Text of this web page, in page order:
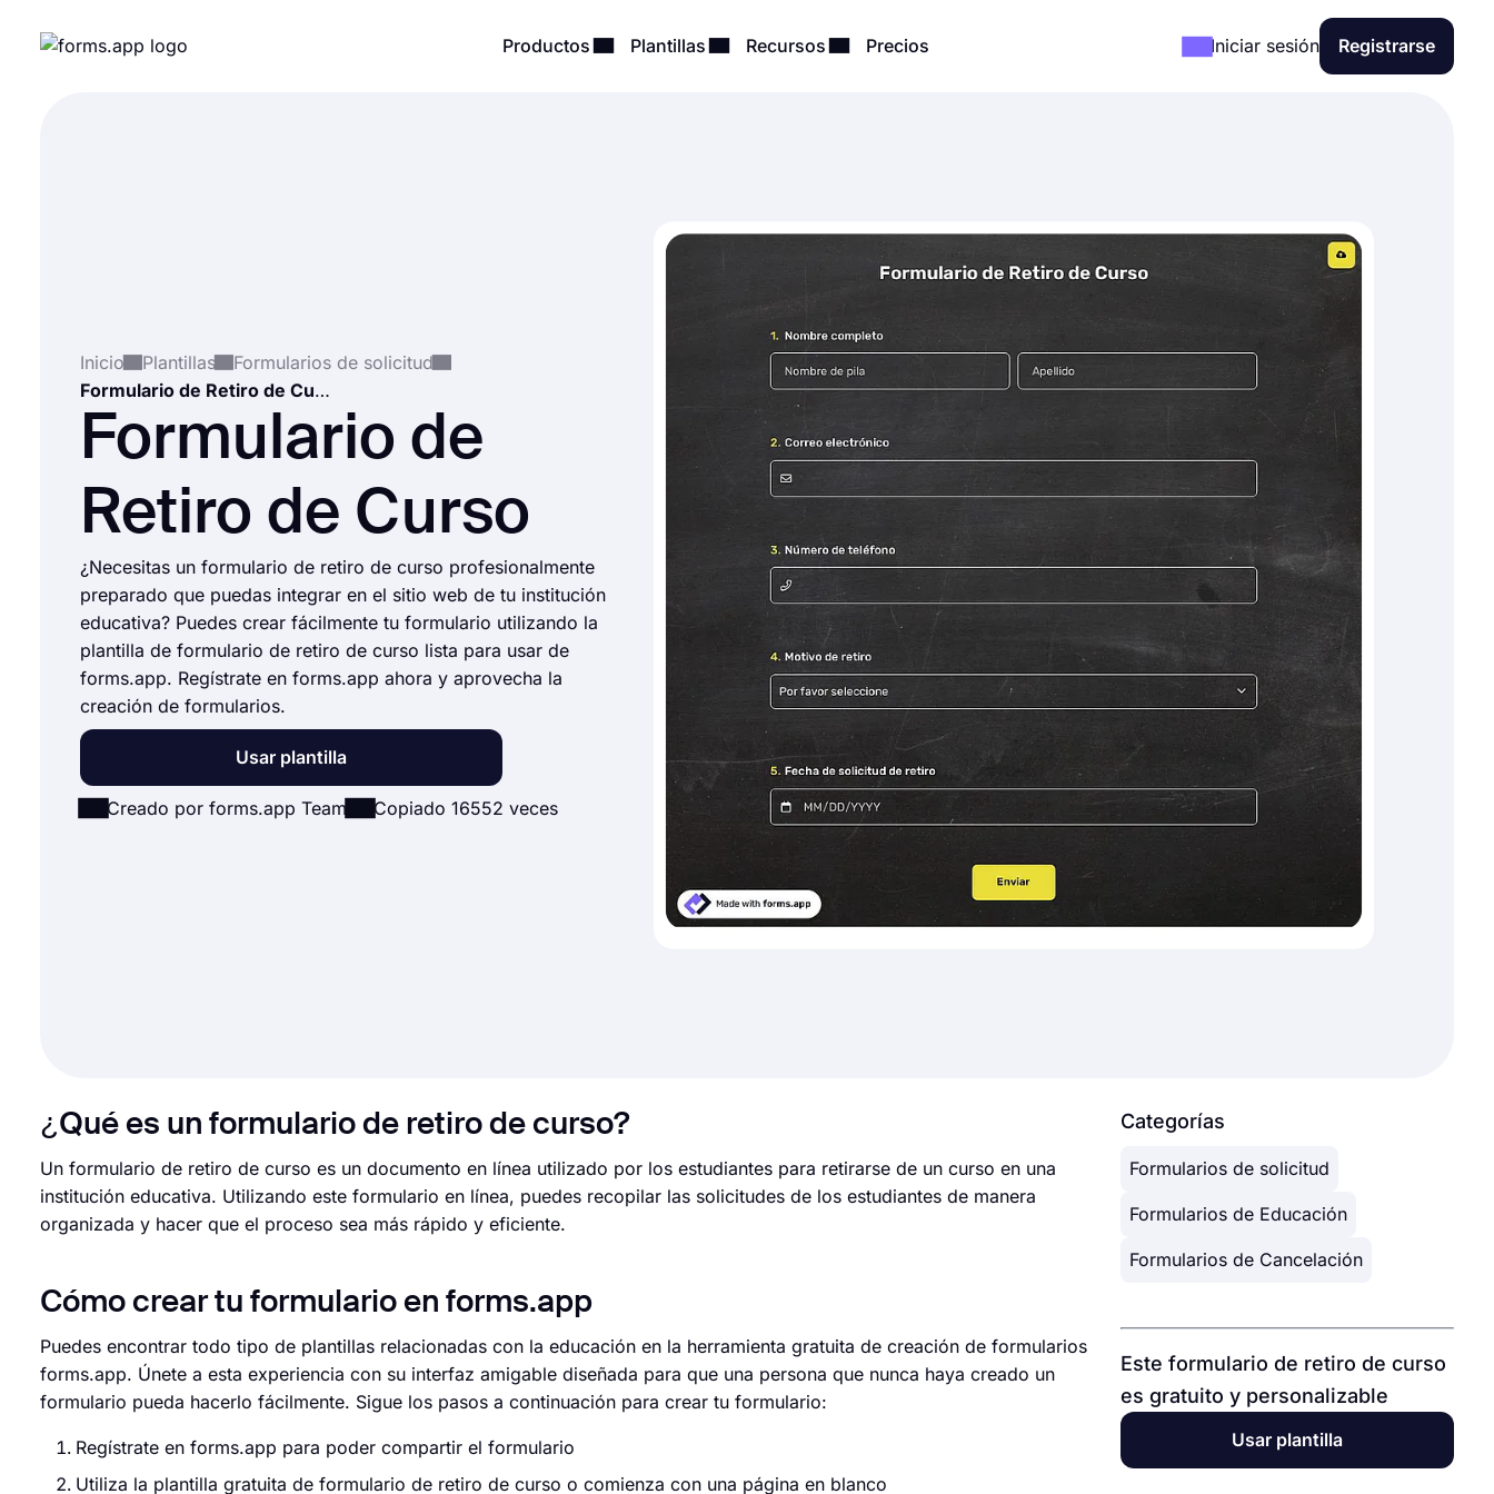
Productos Plantillas Recursos Precios Iniciar sesión Registrarse
Inicio Plantillas
Formularios de solicitud
Formulario de Retiro de Curso
Formulario de
Retiro de Curso
¿Necesitas un formulario de retiro de curso profesionalmente
preparado que puedas integrar en el sitio web de tu institución
educativa? Puedes crear fácilmente tu formulario utilizando la
plantilla de formulario de retiro de curso lista para usar de
forms.app. Regístrate en forms.app ahora y aprovecha la
creación de formularios.
Usar plantilla
Creado por forms.app Team Copiado 16552 veces
¿Qué es un formulario de retiro de curso?
Un formulario de retiro de curso es un documento en línea utilizado por los estudiantes para retirarse de un curso en una
institución educativa. Utilizando este formulario en línea, puedes recopilar las solicitudes de los estudiantes de manera
organizada y hacer que el proceso sea más rápido y eficiente.
Cómo crear tu formulario en forms.app
Puedes encontrar todo tipo de plantillas relacionadas con la educación en la herramienta gratuita de creación de formularios
forms.app. Únete a esta experiencia con su interfaz amigable diseñada para que una persona que nunca haya creado un
formulario pueda hacerlo fácilmente. Sigue los pasos a continuación para crear tu formulario:
Regístrate en forms.app para poder compartir el formulario
Utiliza la plantilla gratuita de formulario de retiro de curso o comienza con una página en blanco
Categorías
Formularios de solicitud
Formularios de Educación
Formularios de Cancelación
Este formulario de retiro de curso
es gratuito y personalizable
Usar plantilla